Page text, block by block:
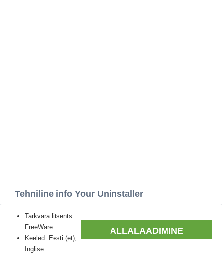
Tehniline info Your Uninstaller
ALLALAADIMINE
Tarkvara litsents:
FreeWare
Keeled: Eesti (et),
Inglise